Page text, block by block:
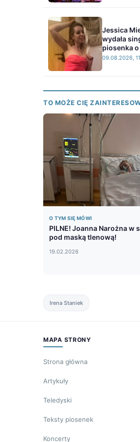
Jessica
wydała
piosenka
09.08.2026,
TO MOŻE CIĘ
O TYM SIĘ MÓWI
PILNE! Joanna Narożna w
pod maską tlenową!
19.02.2026
Irena Staniek
MAPA STRONY
Strona główna
Artykuły
Teledyski
Teksty piosenek
Koncerty